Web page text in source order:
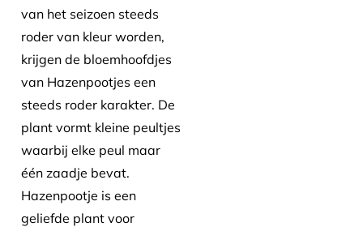
van het seizoen steeds
roder van kleur worden,
krijgen de bloemhoofdjes
van Hazenpootjes een
steeds roder karakter. De
plant vormt kleine peultjes
waarbij elke peul maar
één zaadje bevat.
Hazenpootje is een
geliefde plant voor